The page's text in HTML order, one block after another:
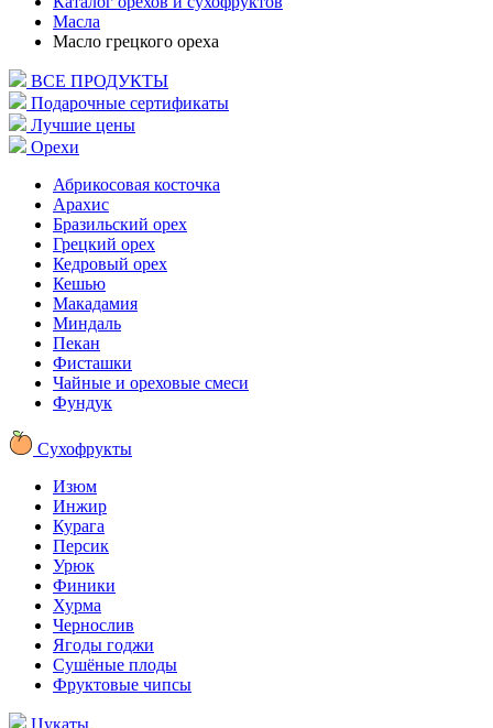
Масла
Масло грецкого ореха
ВСЕ ПРОДУКТЫ
Подарочные сертификаты
Лучшие цены
Орехи
Абрикосовая косточка
Арахис
Бразильский орех
Грецкий орех
Кедровый орех
Кешью
Макадамия
Миндаль
Пекан
Фисташки
Чайные и ореховые смеси
Фундук
Сухофрукты
Изюм
Инжир
Курага
Персик
Урюк
Финики
Хурма
Чернослив
Ягоды годжи
Сушёные плоды
Фруктовые чипсы
Цукаты